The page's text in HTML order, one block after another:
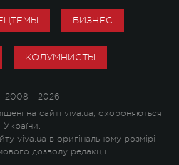
БИЗНЕС
КОЛУМНИСТЫ
2008 - 2026
на сайті viva.ua, охороняються
viva.ua в оригінальному розмірі
дозволу редакції